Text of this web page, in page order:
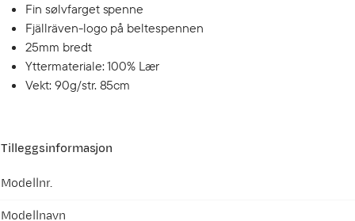
Fin sølvfarget spenne
Fjällräven-logo på beltespennen
25mm bredt
Yttermateriale: 100% Lær
Vekt: 90g/str. 85cm
Tilleggsinformasjon
Modellnr.
Modellnavn